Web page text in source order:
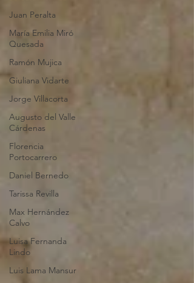
Juan Peralta
María Emilia Miró
Quesada
Ramón Mujica
Giuliana Vidarte
Jorge Villacorta
Augusto del Valle
Cárdenas
Florencia
Portocarrero
Daniel Bernedo
Tarissa Revilla
Max Hernández
Calvo
Luisa Fernanda
Lindo
Luis Lama Mansur